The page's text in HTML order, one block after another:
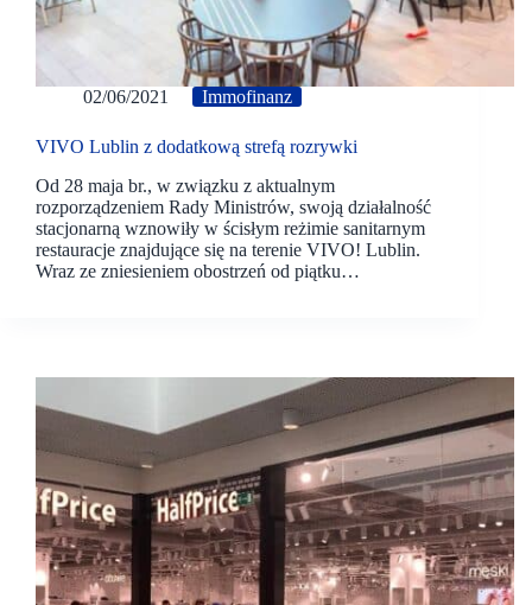
02/06/2021 Immofinanz
VIVO Lublin z dodatkową strefą rozrywki
Od 28 maja br., w związku z aktualnym
rozporządzeniem Rady Ministrów, swoją działalność
stacjonarną wznowiły w ścisłym reżimie sanitarnym
restauracje znajdujące się na terenie VIVO! Lublin.
Wraz ze zniesieniem obostrzeń od piątku…